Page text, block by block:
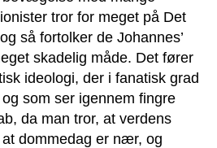
tror for meget på Det
så fortolker de Johannes’
skadelig måde. Det fører
ideologi, der i fanatisk grad
som ser igennem fingre
da man tror, at verdens
dommedag er nær, og